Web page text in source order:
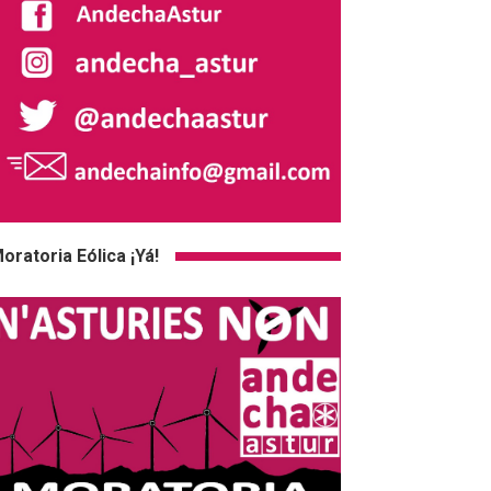
Eólica ¡Yá!